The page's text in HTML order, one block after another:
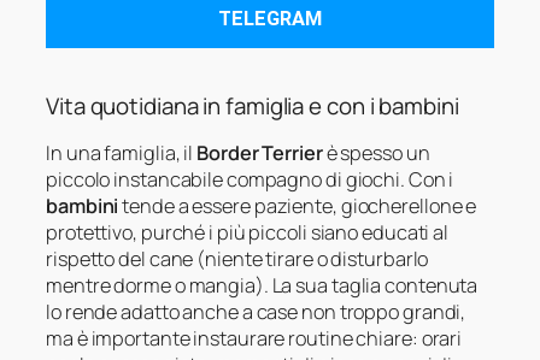
TELEGRAM
Vita quotidiana in famiglia e con i bambini
In una famiglia, il Border Terrierè spesso un
piccolo instancabile compagno di giochi. Con i
bambinitende a essere paziente, giocherellone e
protettivo, purché i più piccoli siano educati al
rispetto del cane (niente tirare o disturbarlo
mentre dorme o mangia). La sua taglia contenuta
lo rende adatto anche a case non troppo grandi,
ma è importante instaurare routine chiare: orari